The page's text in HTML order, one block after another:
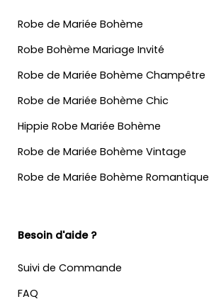
Robe de Mariée Bohème
Robe Bohème Mariage Invité
Robe de Mariée Bohème Champêtre
Robe de Mariée Bohème Chic
Hippie Robe Mariée Bohème
Robe de Mariée Bohème Vintage
Robe de Mariée Bohème Romantique
Besoin d'aide ?
Suivi de Commande
FAQ